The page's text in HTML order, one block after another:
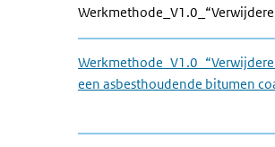
een asbesthoudende bitumen